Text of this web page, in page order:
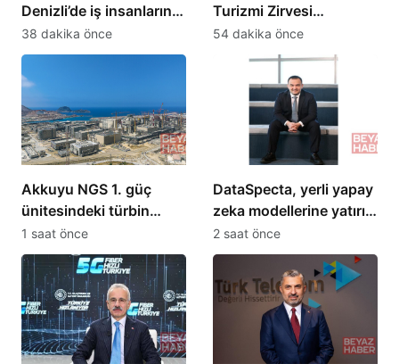
Denizli’de iş insanlarını
enerji gündemiyle
buluşturdu
38 dakika önce
Turizmi Zirvesi
Ankara’da 3-5 Eylül’de
yapılacak
54 dakika önce
Akkuyu NGS 1. güç
ünitesindeki türbin
tesisi devreye alma
aşamasına hazır
1 saat önce
DataSpecta, yerli yapay
zeka modellerine yatırım
yapıyor
2 saat önce